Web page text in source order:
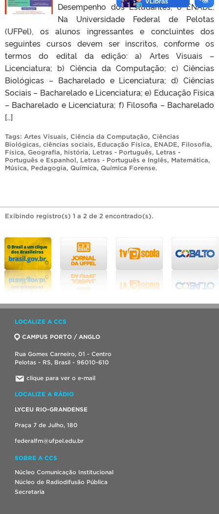
Desempenho dos Estudantes, o ENADE.
Na Universidade Federal de Pelotas
(UFPel), os alunos ingressantes e concluintes dos
seguintes cursos devem ser inscritos, conforme os
termos do edital da edição: a) Artes Visuais –
Licenciatura; b) Ciência da Computação; c) Ciências
Biológicas – Bacharelado e Licenciatura; d) Ciências
Sociais – Bacharelado e Licenciatura; e) Educação Física
– Bacharelado e Licenciatura; f) Filosofia – Bacharelado
[…]
Tags: Artes Visuais, Ciência da Computação, Ciências
Biológicas, ciências sociais, Educação Física, ENADE, Filosofia,
Física, Geografia, história, Letras - Português, Letras -
Português e Espanhol, Letras - Português e Inglês, Matemática,
Música, Pedagogia, Química, Química Forense.
Exibindo registro(s) 1 a 2 de 2 encontrado(s).
LOCALIZE A CCS
CAMPUS PORTO / ANGLO
Rua Gomes Carneiro, 01 - Centro
Pelotas - RS, Brasil - 96010-610
clique para ver o e-mail
LOCALIZE A RÁDIO
LYCEU RIO-GRANDENSE
Praça 7 de Julho, 180
federalfm@ufpel.edu.br
SOBRE A CCS
Núcleo Comunicação Institucional
Núcleo de Radiodifusão Pública
Secretaria